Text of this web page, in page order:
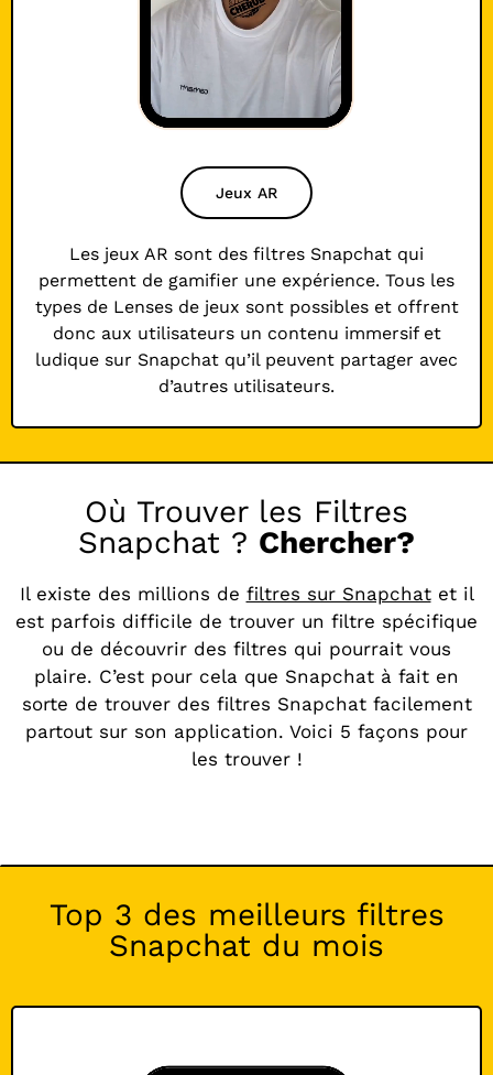
Jeux AR
Les jeux AR sont des filtres Snapchat qui
permettent de gamifier une expérience. Tous les
types de Lenses de jeux sont possibles et offrent
donc aux utilisateurs un contenu immersif et
ludique sur Snapchat qu’il peuvent partager avec
d’autres utilisateurs.
Où Trouver les Filtres
Snapchat ? Chercher?
Il existe des millions de filtres sur Snapchatet il
est parfois difficile de trouver un filtre spécifique
ou de découvrir des filtres qui pourrait vous
plaire. C’est pour cela que Snapchat à fait en
sorte de trouver des filtres Snapchat facilement
partout sur son application. Voici 5 façons pour
les trouver !
Top 3 des meilleurs filtres
Snapchat du mois